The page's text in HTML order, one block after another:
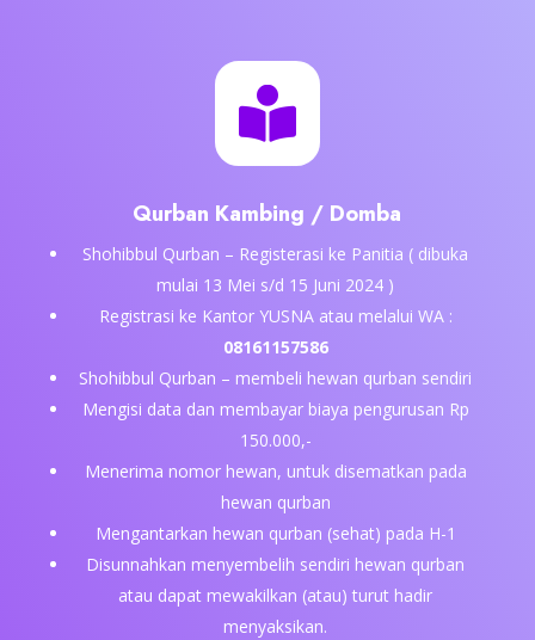

Qurban Kambing / Domba
Shohibbul Qurban – Registerasi ke Panitia ( dibuka
mulai 13 Mei s/d 15 Juni 2024 )
Registrasi ke Kantor YUSNA atau melalui WA :
08161157586
Shohibbul Qurban – membeli hewan qurban sendiri
Mengisi data dan membayar biaya pengurusan Rp
150.000,-
Menerima nomor hewan, untuk disematkan pada
hewan qurban
Mengantarkan hewan qurban (sehat) pada H-1
Disunnahkan menyembelih sendiri hewan qurban
atau dapat mewakilkan (atau) turut hadir
menyaksikan.